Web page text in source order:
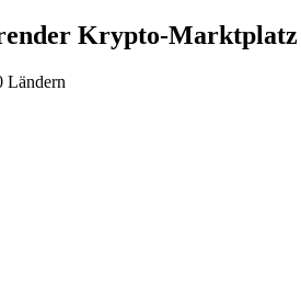
Krypto-Marktplatz
Ländern